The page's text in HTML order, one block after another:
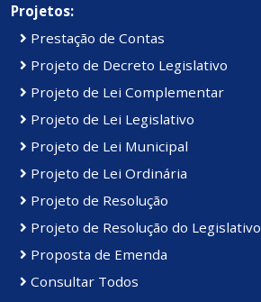
Projetos:
Prestação de Contas
Projeto de Decreto Legislativo
Projeto de Lei Complementar
Projeto de Lei Legislativo
Projeto de Lei Municipal
Projeto de Lei Ordinária
Projeto de Resolução
Projeto de Resolução do Legislativo
Proposta de Emenda
Consultar Todos